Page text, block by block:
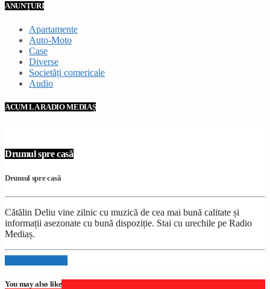
ANUNȚURI
Apartamente
Auto-Moto
Case
Diverse
Societăți comericale
Audio
ACUM LA RADIO MEDIAȘ
Drumul spre casă
Drumul spre casă
Cătălin Deliu vine zilnic cu muzică de cea mai bună calitate și
informații asezonate cu bună dispoziție. Stai cu urechile pe Radio
Mediaș.
Info and episodes
You may also like